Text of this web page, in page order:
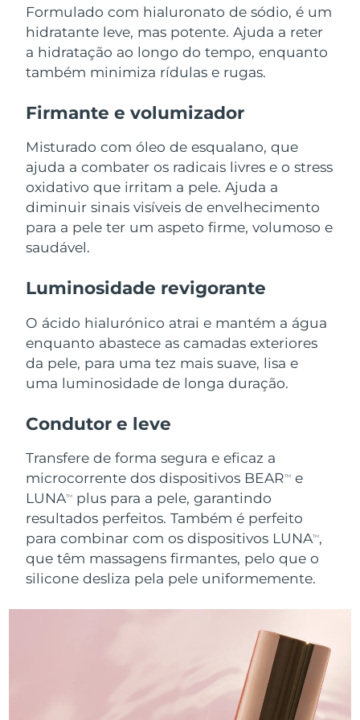
Formulado com hialuronato de sódio, é um
hidratante leve, mas potente. Ajuda a reter
a hidratação ao longo do tempo, enquanto
também minimiza rídulas e rugas.
Firmante e volumizador
Misturado com óleo de esqualano, que
ajuda a combater os radicais livres e o stress
oxidativo que irritam a pele. Ajuda a
diminuir sinais visíveis de envelhecimento
para a pele ter um aspeto firme, volumoso e
saudável.
Luminosidade revigorante
O ácido hialurónico atrai e mantém a água
enquanto abastece as camadas exteriores
da pele, para uma tez mais suave, lisa e
uma luminosidade de longa duração.
Condutor e leve
Transfere de forma segura e eficaz a
microcorrente dos dispositivos BEARTM
e
LUNATM
plus para a pele, garantindo
resultados perfeitos. Também é perfeito
para combinar com os dispositivos LUNATM,
que têm massagens firmantes, pelo que o
silicone desliza pela pele uniformemente.
Advanced pore care essentials
Serum
For healthy hair
issa™ Teeth Whitening Gel
18% PAP
Cosméticos Homens
Comprar todos
FOREO APP
SOBRE
Israel Entrega prevista8/14/26
Itália Entrega prevista
Japão Entrega prevista
Jersey Entrega prevista8/15/26
Cazaquistão Entrega prevista
Kuwait Entrega prevista8/10/26
Líbano
Lituânia Entrega prevista8/10/26
Luxemburgo Entrega prevista
Macau, RAE da
China
Malásia
Malta Entrega prevista
México Entrega prevista8/14/26
Mônaco Entrega prevista8/11/26
Entrega prevista 8/10/26
Entrega prevista8/10/26